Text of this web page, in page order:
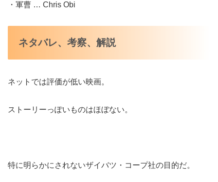
・軍曹 … Chris Obi
ネタバレ、考察、解説
ネットでは評価が低い映画。
ストーリーっぽいものはほぼない。
特に明らかにされないザイバツ・コープ社の目的だ。